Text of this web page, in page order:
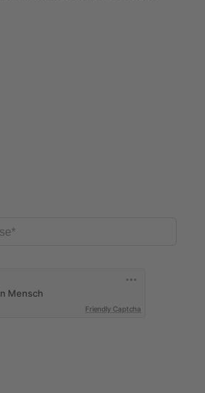
Friendly Captcha